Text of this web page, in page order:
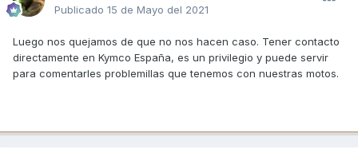
Publicado 15 de Mayo del 2021
Luego nos quejamos de que no nos hacen caso. Tener contacto
directamente en Kymco España, es un privilegio y puede servir
para comentarles problemillas que tenemos con nuestras motos.